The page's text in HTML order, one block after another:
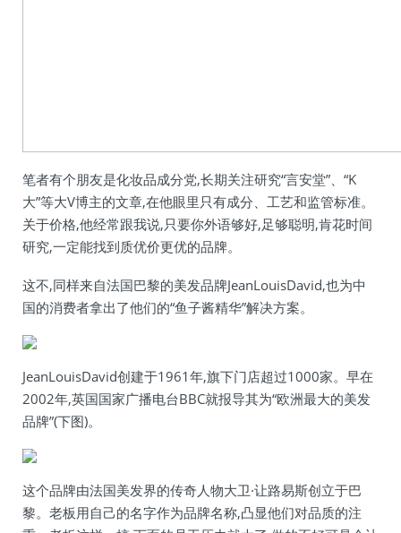
笔者有个朋友是化妆品成分党,长期关注研究“言安堂”、“K
大”等大V博主的文章,在他眼里只有成分、工艺和监管标准。
关于价格,他经常跟我说,只要你外语够好,足够聪明,肯花时间
研究,一定能找到质优价更优的品牌。
这不,同样来自法国巴黎的美发品牌JeanLouisDavid,也为中
国的消费者拿出了他们的“鱼子酱精华”解决方案。
JeanLouisDavid创建于1961年,旗下门店超过1000家。早在
2002年,英国国家广播电台BBC就报导其为“欧洲最大的美发
品牌”(下图)。
这个品牌由法国美发界的传奇人物大卫·让路易斯创立于巴
黎。老板用自己的名字作为品牌名称,凸显他们对品质的注